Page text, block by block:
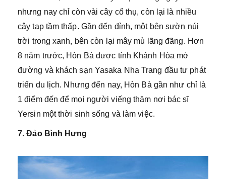
nhưng nay chỉ còn vài cây cổ thụ, còn lại là nhiều
cây tạp tầm thấp. Gần đến đỉnh, một bên sườn núi
trời trong xanh, bên còn lại mây mù lãng đãng. Hơn
8 năm trước, Hòn Bà được tỉnh Khánh Hòa mở
đường và khách sạn Yasaka Nha Trang đầu tư phát
triển du lịch. Nhưng đến nay, Hòn Bà gần như chỉ là
1 điểm đến để mọi người viếng thăm nơi bác sĩ
Yersin một thời sinh sống và làm việc.
7. Đảo Bình Hưng